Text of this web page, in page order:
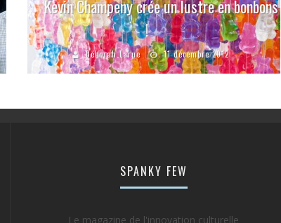
Kevin Champeny crée un lustre en bonbons
!
Déborah Larue 11 décembre 2012
SPANKY FEW
Le magazine de l'innovation culturelle